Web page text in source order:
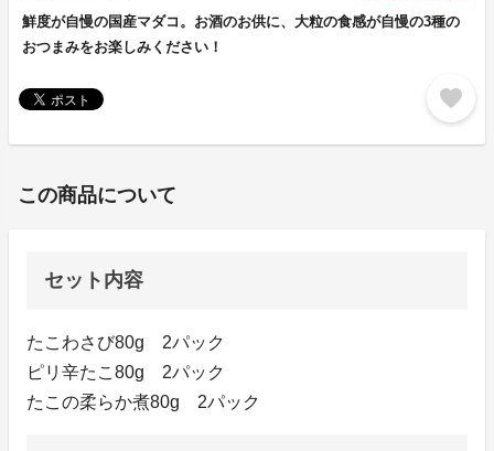
鮮度が自慢の国産マダコ。お酒のお供に、大粒の食感が自慢の3種の
おつまみをお楽しみください！
favorite
この商品について
セット内容
たこわさび80g 2パック
ピリ辛たこ80g 2パック
たこの柔らか煮80g 2パック